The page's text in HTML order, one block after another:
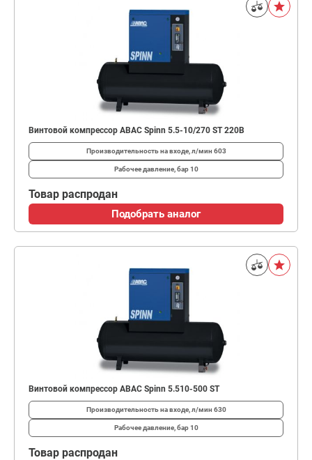
Винтовой компрессор ABAC Spinn 5.5-10/270 ST 220В
Производительность на входе, л/мин 603
Рабочее давление, бар10
Товар распродан
Подобрать аналог
Винтовой компрессор ABAC Spinn 5.510-500 ST
Производительность на входе, л/мин 630
Рабочее давление, бар10
Товар распродан